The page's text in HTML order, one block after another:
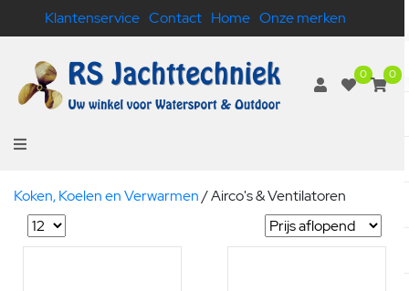
Klantenservice Contact Home Onze merken
0 0
Koken, Koelen en Verwarmen/Airco's & Ventilatoren